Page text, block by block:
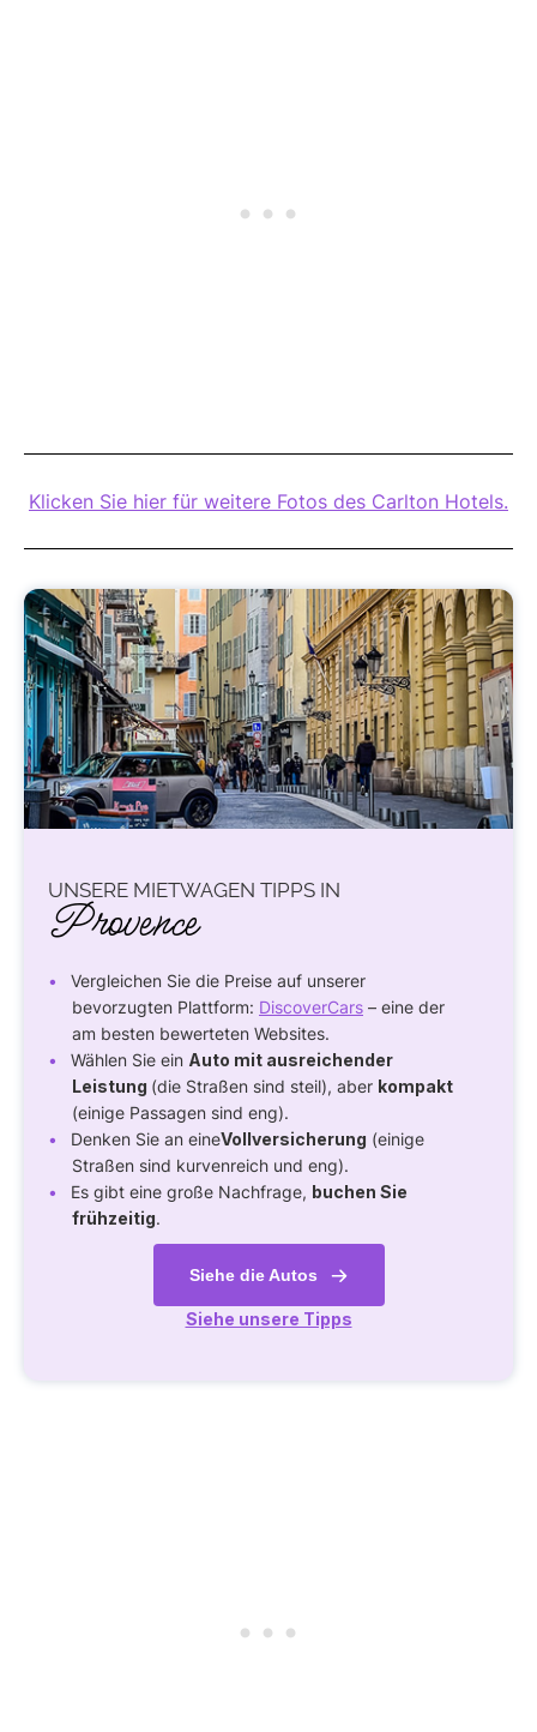
Klicken Sie hier für weitere Fotos des Carlton Hotels.
UNSERE MIETWAGEN TIPPS IN
Provence
Vergleichen Sie die Preise auf unserer
bevorzugten Plattform: DiscoverCars – eine der
am besten bewerteten Websites.
Wählen Sie ein Auto mit ausreichender
Leistung (die Straßen sind steil), aber kompakt
(einige Passagen sind eng).
Denken Sie an eineVollversicherung (einige
Straßen sind kurvenreich und eng).
Es gibt eine große Nachfrage, buchen Sie
frühzeitig.
Siehe die Autos
Siehe unsere Tipps